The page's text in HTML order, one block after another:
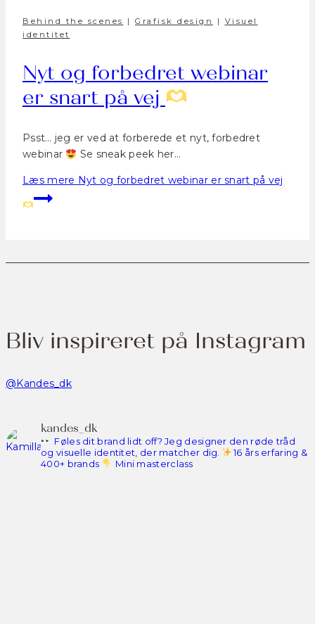
Behind the scenes | Grafisk design | Visuel
identitet
Nyt og forbedret webinar
er snart på vej
Psst… jeg er ved at forberede et nyt, forbedret
webinar
Se sneak peek her…
Læs mere Nyt og forbedret webinar er snart på vej
Bliv inspireret på Instagram
@Kandes_dk
kandes_dk
Føles dit brand lidt off? Jeg designer den røde tråd
og visuelle identitet, der matcher dig.
16 års erfaring &
400+ brands
Mini masterclass